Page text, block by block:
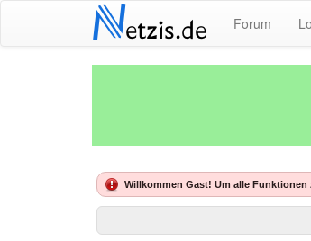
Netzis.de Forum
Willkommen Gast! Um alle Funktionen